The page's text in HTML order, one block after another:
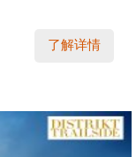
了解详情